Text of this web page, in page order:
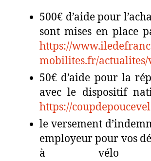
500€ d’aide pour
sont mises en place
https://
mobilites.fr/actualites/
50€ d’aide pour la
avec le dispositif
https://
le versement
employeur pour vos
à